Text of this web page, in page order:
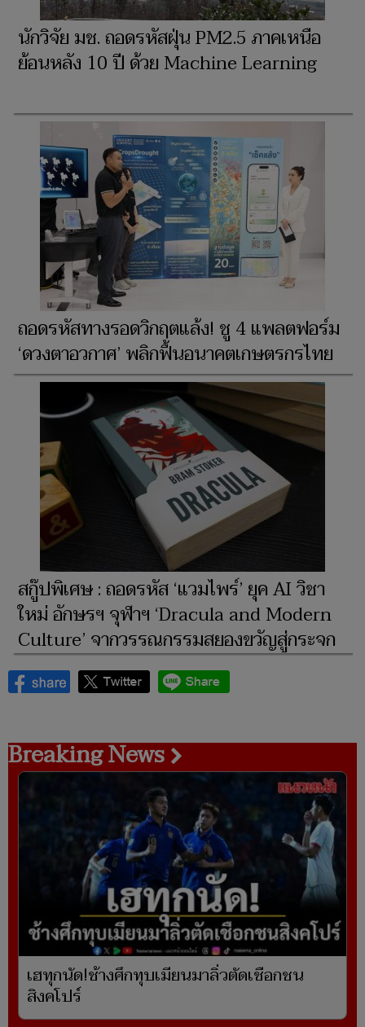
นักวิจัย มช. ถอดรหัสฝุ่น PM2.5 ภาคเหนือ
ย้อนหลัง 10 ปี ด้วย Machine Learning
ถอดรหัสทางรอดวิกฤตแล้ง! ชู 4 แพลตฟอร์ม
‘ดวงตาอวกาศ’ พลิกฟื้นอนาคตเกษตรกรไทย
สกู๊ปพิเศษ : ถอดรหัส ‘แวมไพร์’ ยุค AI วิชา
ใหม่ อักษรฯ จุฬาฯ ‘Dracula and Modern
Culture’ จากวรรณกรรมสยองขวัญสู่กระจก
สะท้อนวัฒนธรรมร่วมใหม่
Breaking News
เฮทุกนัด!ช้างศึกทุบเมียนมาลิ่วตัดเชือกชน
สิงคโปร์